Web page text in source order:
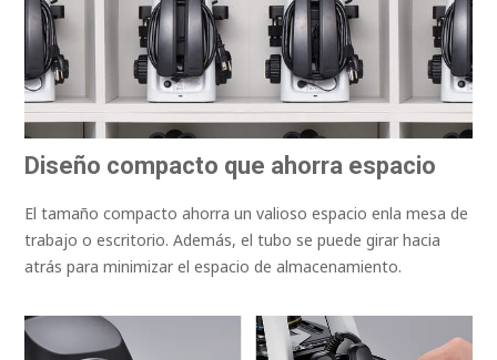
Diseño compacto que ahorra espacio
El tamaño compacto ahorra un valioso espacio enla mesa de
trabajo o escritorio. Además, el tubo se puede girar hacia
atrás para minimizar el espacio de almacenamiento.